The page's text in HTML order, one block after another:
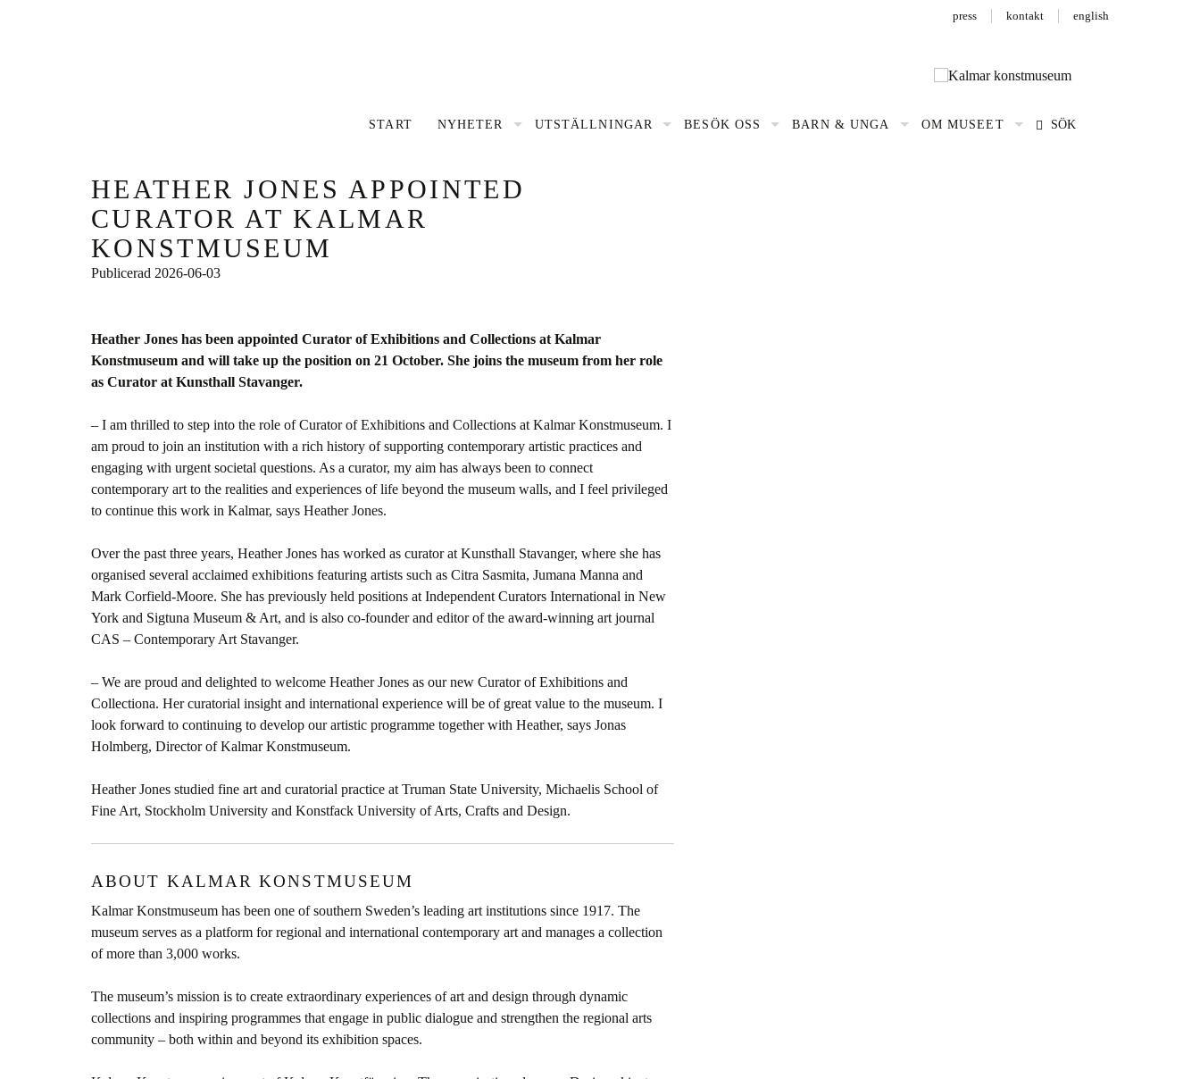
press kontakt english
START NYHETER UTSTÄLLNINGAR BESÖK OSS BARN & UNGA OM MUSEET SÖK
HEATHER JONES APPOINTED
CURATOR AT KALMAR
KONSTMUSEUM
Publicerad 2026-06-03
Heather Jones has been appointed Curator of Exhibitions and Collections at Kalmar
Konstmuseum and will take up the position on 21 October. She joins the museum from her role
as Curator at Kunsthall Stavanger.
– I am thrilled to step into the role of Curator of Exhibitions and Collections at Kalmar Konstmuseum. I
am proud to join an institution with a rich history of supporting contemporary artistic practices and
engaging with urgent societal questions. As a curator, my aim has always been to connect
contemporary art to the realities and experiences of life beyond the museum walls, and I feel privileged
to continue this work in Kalmar, says Heather Jones.
Over the past three years, Heather Jones has worked as curator at Kunsthall Stavanger, where she has
organised several acclaimed exhibitions featuring artists such as Citra Sasmita, Jumana Manna and
Mark Corfield-Moore. She has previously held positions at Independent Curators International in New
York and Sigtuna Museum & Art, and is also co-founder and editor of the award-winning art journal
CAS – Contemporary Art Stavanger.
– We are proud and delighted to welcome Heather Jones as our new Curator of Exhibitions and
Collectiona. Her curatorial insight and international experience will be of great value to the museum. I
look forward to continuing to develop our artistic programme together with Heather, says Jonas
Holmberg, Director of Kalmar Konstmuseum.
Heather Jones studied fine art and curatorial practice at Truman State University, Michaelis School of
Fine Art, Stockholm University and Konstfack University of Arts, Crafts and Design.
ABOUT KALMAR KONSTMUSEUM
Kalmar Konstmuseum has been one of southern Sweden’s leading art institutions since 1917. The
museum serves as a platform for regional and international contemporary art and manages a collection
of more than 3,000 works.
The museum’s mission is to create extraordinary experiences of art and design through dynamic
collections and inspiring programmes that engage in public dialogue and strengthen the regional arts
community – both within and beyond its exhibition spaces.